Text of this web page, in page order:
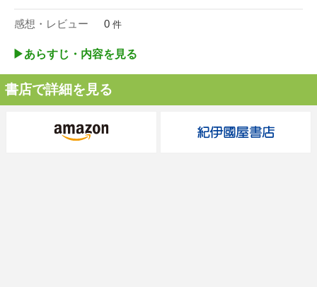
感想・レビュー 0 件
▶︎あらすじ・内容を見る
書店で詳細を見る